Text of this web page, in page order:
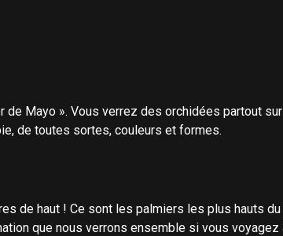
Mayo ». Vous verrez des orchidées partout
de toutes sortes, couleurs et formes.
de haut ! Ce sont les palmiers les plus hauts
que nous verrons ensemble si vous voyagez